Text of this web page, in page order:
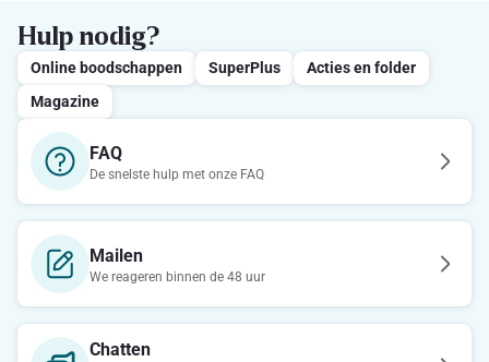
Hulp nodig?
Online boodschappen SuperPlus
Acties en folder
Magazine
FAQ
De snelste hulp met onze FAQ
Mailen
We reageren binnen de 48 uur
Chatten